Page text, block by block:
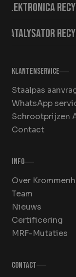
Elektronica
Katalysator
Klantenservice
Staalpas
WhatsApp
Schrootprijzen
Contact
Info
Over
Team
Nieuws
Certificering
MRF-Mutaties
Contact